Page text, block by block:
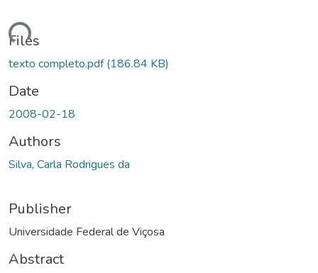
Loading...
Files
texto completo.pdf(186.84 KB)
Date
2008-02-18
Authors
Silva, Carla Rodrigues da
Publisher
Universidade Federal de Viçosa
Abstract